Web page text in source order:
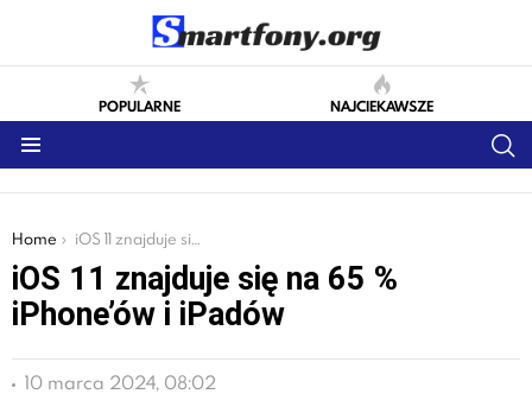
POPULARNE NAJCIEKAWSZE
You are here:
Home iOS 11 znajduje się na 65 % iPhone’ów i iPadów
iOS 11 znajduje się na 65 %
iPhone’ów i iPadów
10 marca 2024, 08:02